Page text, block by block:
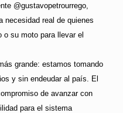
@gustavopetrourrego,
necesidad real de quienes
su moto para llevar el
grande: estamos tomando
y sin endeudar al país. El
de avanzar con
para el sistema